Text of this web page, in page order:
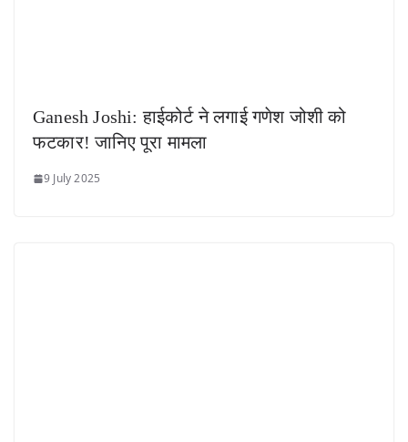
Ganesh Joshi: हाईकोर्ट ने लगाई गणेश जोशी को
फटकार! जानिए पूरा मामला
9 July 2025